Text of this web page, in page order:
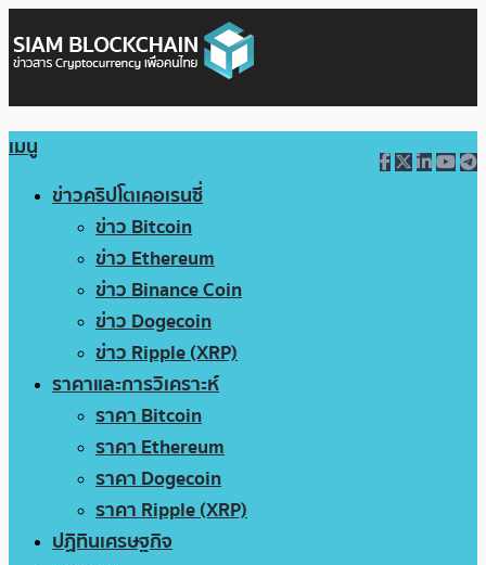
เมนู
ข่าวคริปโตเคอเรนซี่
ข่าว Bitcoin
ข่าว Ethereum
ข่าว Binance Coin
ข่าว Dogecoin
ข่าว Ripple (XRP)
ราคาและการวิเคราะห์
ราคา Bitcoin
ราคา Ethereum
ราคา Dogecoin
ราคา Ripple (XRP)
ปฏิทินเศรษฐกิจ